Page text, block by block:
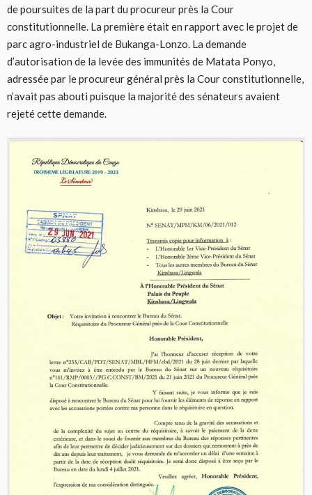
de poursuites de la part du procureur près la Cour
constitutionnelle. La première était en rapport avec le projet de
parc agro-industriel de Bukanga-Lonzo. La demande
d’autorisation de la levée des immunités de Matata Ponyo,
adressée par le procureur général près la Cour constitutionnelle,
n’avait pas abouti puisque la majorité des sénateurs avaient
rejeté cette demande.